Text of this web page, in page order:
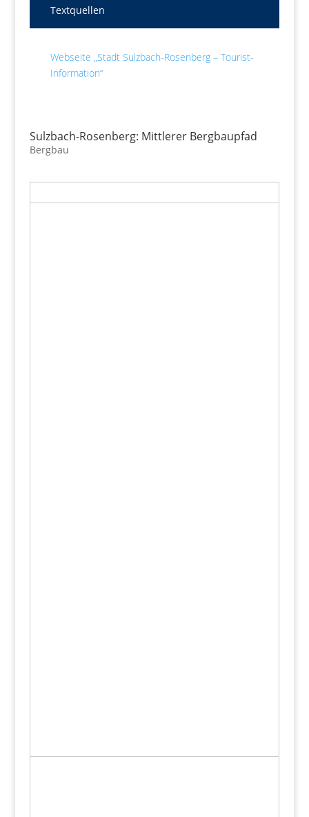
Textquellen
Webseite „Stadt Sulzbach-Rosenberg – Tourist-
Information“
Sulzbach-Rosenberg: Mittlerer Bergbaupfad
Bergbau